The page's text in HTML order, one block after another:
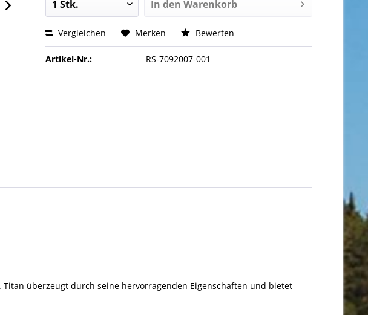
In den Warenkorb
Vergleichen Merken Bewerten
Artikel-Nr.: RS-7092007-001
. Titan überzeugt durch seine hervorragenden Eigenschaften und bietet